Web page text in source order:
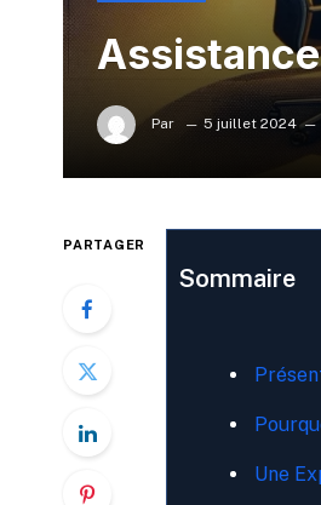
Par 5 juillet 2024
PARTAGER
Sommaire
Une